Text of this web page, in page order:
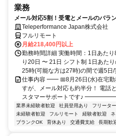
業務
メール対応5割！受電とメールのバラ
Teleperformance Japan株式会社
フルリモート
月給218,400円以上
勤務時間詳細 実働時間：1日あた
り20日 〜 21日 シフト制 1日あた
25時(可能な方は27時)の間で週5日/
仕事内容 ━━ 📅8月26日(水)在宅
すが、メール対応も約半分！ 電話
スタマーサポートです♪
業界未経験者歓迎 社員登用あり フリータ
未経験者歓迎
フルリモート 経験者歓迎
ブランクOK
育休あり 交通費支給 長期歓